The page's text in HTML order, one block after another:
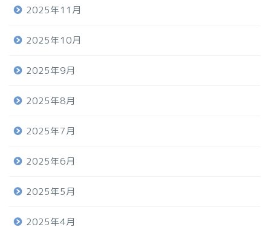
2025年11月
2025年10月
2025年9月
2025年8月
2025年7月
2025年6月
2025年5月
2025年4月